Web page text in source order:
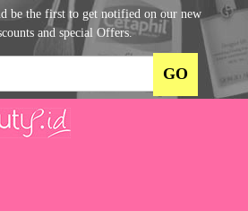
be the first to get notified on our new
and special Offers.